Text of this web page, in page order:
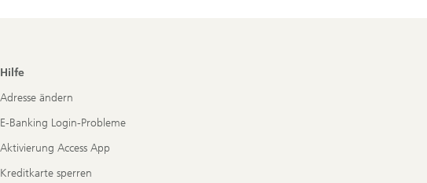
Footer
Hilfe
Adresse ändern
E-Banking Login-Probleme
Aktivierung Access App
Kreditkarte sperren